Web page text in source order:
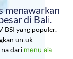
menawarkan
di Bali.
BSI yang populer.
untuk
dari menu ala